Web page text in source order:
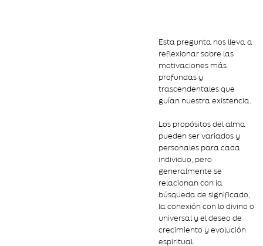
Esta pregunta nos lleva a
reflexionar sobre las
motivaciones más
profundas y
trascendentales que
guían nuestra existencia.
Los propósitos del alma
pueden ser variados y
personales para cada
individuo, pero
generalmente se
relacionan con la
búsqueda de significado,
la conexión con lo divino o
universal y el deseo de
crecimiento y evolución
espiritual.